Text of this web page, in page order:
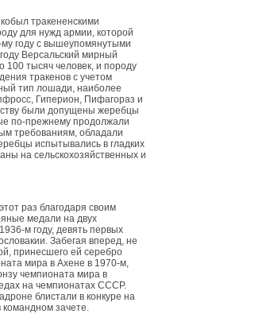
тракененскими
для нужд армии, которой
году с вышеупомянутыми
Версальский мирный
100 тысяч человек, и породу
тракенов с учетом
тип лошади, наиболее
Гиперион, Пифагораз и
были допущены жеребцы
по-прежнему продолжали
требованиям, обладали
испытывались в гладких
на сельскохозяйственных и
раз благодаря своим
медали на двух
м году, девять первых
Забегая вперед, не
принесшего ей серебро
мира в Ахене в 1970-м,
чемпионата мира в
на чемпионатах СССР.
блистали в конкуре на
командном зачете.